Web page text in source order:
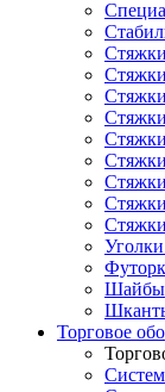
Шайбы
Торговое